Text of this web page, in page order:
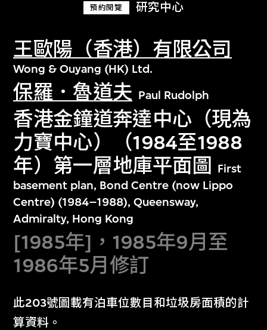
預約閱覽 研究中心
王歐陽（香港）有限公司
Wong & Ouyang (HK) Ltd.
保羅．魯道夫 Paul Rudolph
香港金鐘道奔達中心（現為
力寶中心）（1984至1988
年）第一層地庫平面圖
First
basement plan, Bond Centre (now Lippo
Centre) (1984–1988), Queensway,
Admiralty, Hong Kong
[1985年]，1985年9月至
1986年5月修訂
此203號圖載有泊車位數目和垃圾房面積的計
算資料。